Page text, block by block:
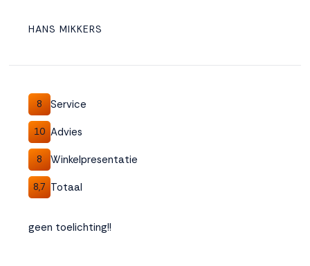
HANS MIKKERS
8 Service
10 Advies
8 Winkelpresentatie
8,7 Totaal
geen toelichting!!